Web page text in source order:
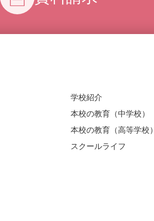
学校紹介
本校の教育（中学校）
本校の教育（高等学校）
スクールライフ